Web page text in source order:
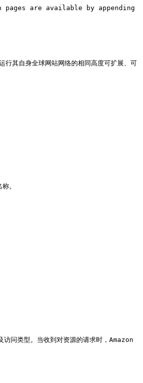
are available by appending
自身全球网站网络的相同高度可扩展、可
。
问类型。当收到对资源的请求时，Amazon